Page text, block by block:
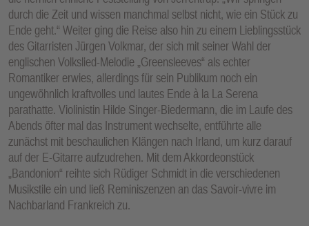
durch die Zeit und wissen manchmal selbst nicht, wie ein Stück zu
Ende geht.“ Weiter ging die Reise also hin zu einem Lieblingsstück
des Gitarristen Jürgen Volkmar, der sich mit seiner Wahl der
englischen Volkslied-Melodie „Greensleeves“ als echter
Romantiker erwies, allerdings für sein Publikum noch ein
ungewöhnlich kraftvolles und lautes Ende à la La Serena
parathatte. Violinistin Hilde Singer-Biedermann, die im Laufe des
Abends öfter mal das Instrument wechselte, entführte alle
zunächst mit beschaulichen Klängen nach Irland, um kurz darauf
auf der E-Gitarre aufzudrehen. Mit dem Akkordeonstück
„Bandonion“ reihte sich Rüdiger Schmidt in die verschiedenen
Musikstile ein und ließ Reminiszenzen an das Savoir-vivre im
Nachbarland Frankreich zu.